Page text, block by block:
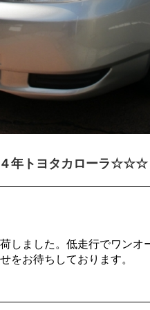
年トヨタカローラ☆☆☆
しました。低走行でワンオ
をお待ちしております。